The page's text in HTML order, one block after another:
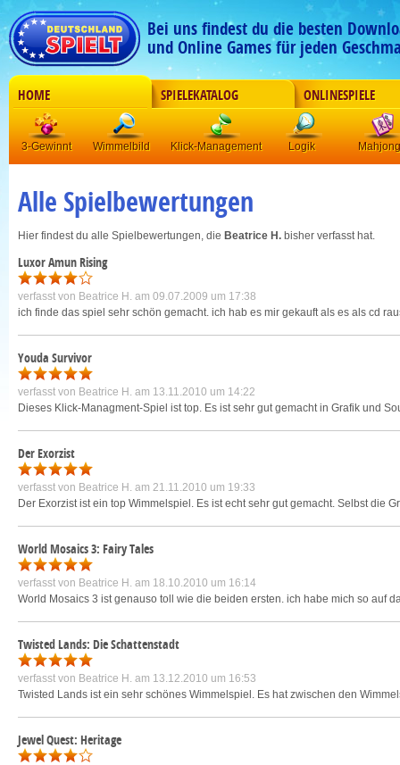
Bei uns findest du die besten
und Online Games für jeden
HOME SPIELEKATALOG ONLINESPIELE
3-Gewinnt Wimmelbild Klick-Management Logik Mahjong
Alle Spielbewertungen
Hier findest du alle Spielbewertungen, die Beatrice H. bisher verfasst hat.
Luxor Amun Rising
verfasst von Beatrice H. am 09.07.2009 um 17:38
ich finde das spiel sehr schön gemacht. ich hab es mir gekauft als es als cd
Youda Survivor
verfasst von Beatrice H. am 13.11.2010 um 14:22
Dieses Klick-Managment-Spiel ist top. Es ist sehr gut gemacht in Grafik und
Der Exorzist
verfasst von Beatrice H. am 21.11.2010 um 19:33
Der Exorzist ist ein top Wimmelspiel. Es ist echt sehr gut gemacht. Selbst die
World Mosaics 3: Fairy Tales
verfasst von Beatrice H. am 18.10.2010 um 16:14
World Mosaics 3 ist genauso toll wie die beiden ersten. ich habe mich so auf
Twisted Lands: Die Schattenstadt
verfasst von Beatrice H. am 13.12.2010 um 16:53
Twisted Lands ist ein sehr schönes Wimmelspiel. Es hat zwischen den
Jewel Quest: Heritage